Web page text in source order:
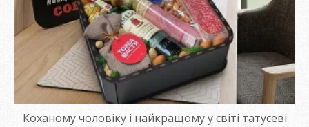
Коханому чоловіку і найкращому у світі татусеві